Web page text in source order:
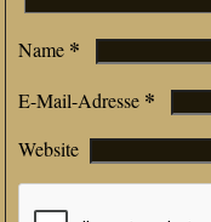
Name *
E-Mail-Adresse *
Website